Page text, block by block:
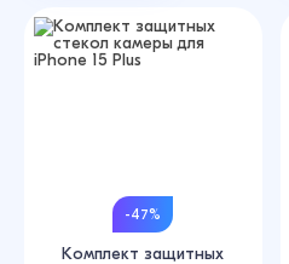
-47%
Комплект защитных